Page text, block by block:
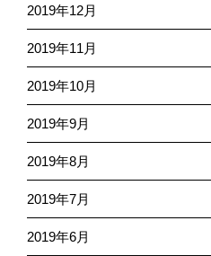
2019年12月
2019年11月
2019年10月
2019年9月
2019年8月
2019年7月
2019年6月